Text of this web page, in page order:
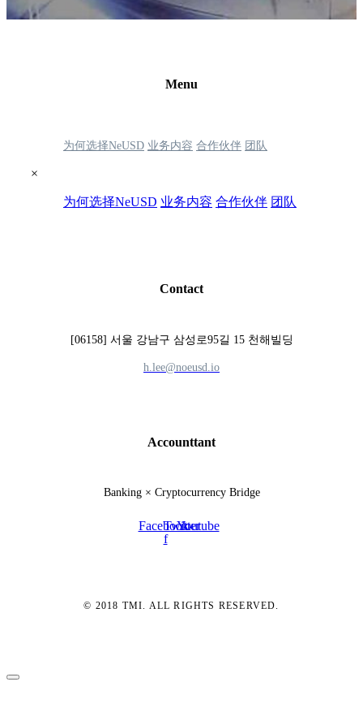
Menu
为何选择NeUSD 业务内容 合作伙伴 团队
×
为何选择NeUSD 业务内容 合作伙伴 团队
Contact
[06158] 서울 강남구 삼성로95길 15 천해빌딩
h.lee@noeusd.io​
Accounttant
Banking × Cryptocurrency Bridge
Facebook-
f
Twitter
Youtube
© 2018 TMI. ALL RIGHTS RESERVED.